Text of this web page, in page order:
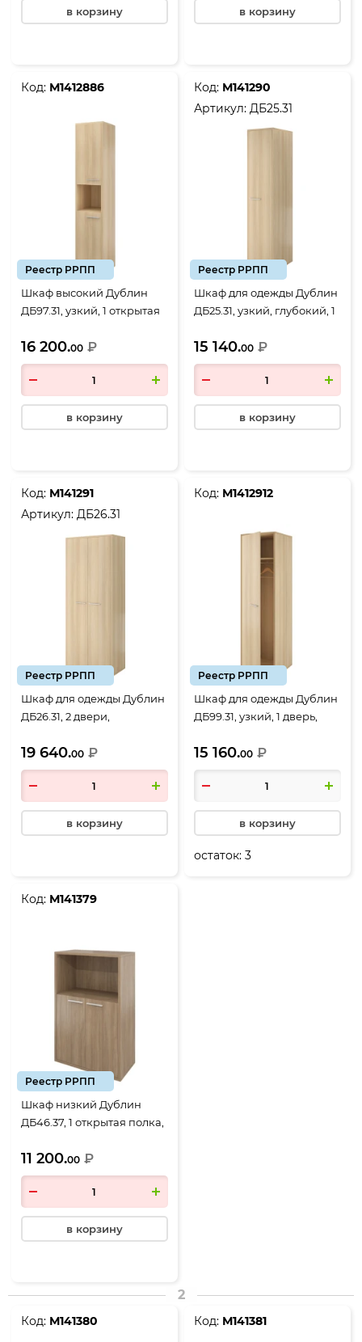
в корзину в корзину
Код: М1412886
Реестр РРПП
Шкаф высокий Дублин
ДБ97.31, узкий, 1 открытая
430*400*1980, Акация
лорка
16 200.00 ₽
в корзину
Код: М141290
Артикул:ДБ25.31
Реестр РРПП
Шкаф для одежды Дублин
ДБ25.31, узкий, глубокий, 1
Акация лорка
15 140.00 ₽
в корзину
Код: М141291
Артикул:ДБ26.31
Реестр РРПП
Шкаф для одежды Дублин
ДБ26.31, 2 двери,
лорка
19 640.00 ₽
в корзину
Код: М1412912
Реестр РРПП
Шкаф для одежды Дублин
ДБ99.31, узкий, 1 дверь,
лорка
15 160.00 ₽
в корзину
остаток:3
Код: М141379
Реестр РРПП
Шкаф низкий Дублин
ДБ46.37, 1 открытая полка,
кофейный
11 200.00 ₽
в корзину
2
Код: М141380 Код: М141381